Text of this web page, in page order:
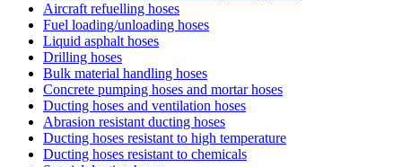
Aircraft refuelling hoses
Fuel loading/unloading hoses
Liquid asphalt hoses
Drilling hoses
Bulk material handling hoses
Concrete pumping hoses and mortar hoses
Ducting hoses and ventilation hoses
Abrasion resistant ducting hoses
Ducting hoses resistant to high temperature
Ducting hoses resistant to chemicals